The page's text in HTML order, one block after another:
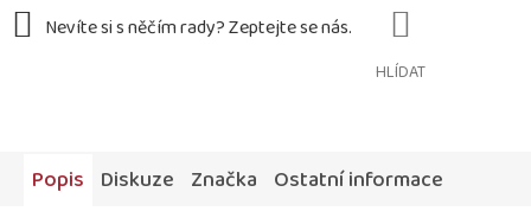
HLÍDAT
Popis Diskuze Značka Ostatní informace